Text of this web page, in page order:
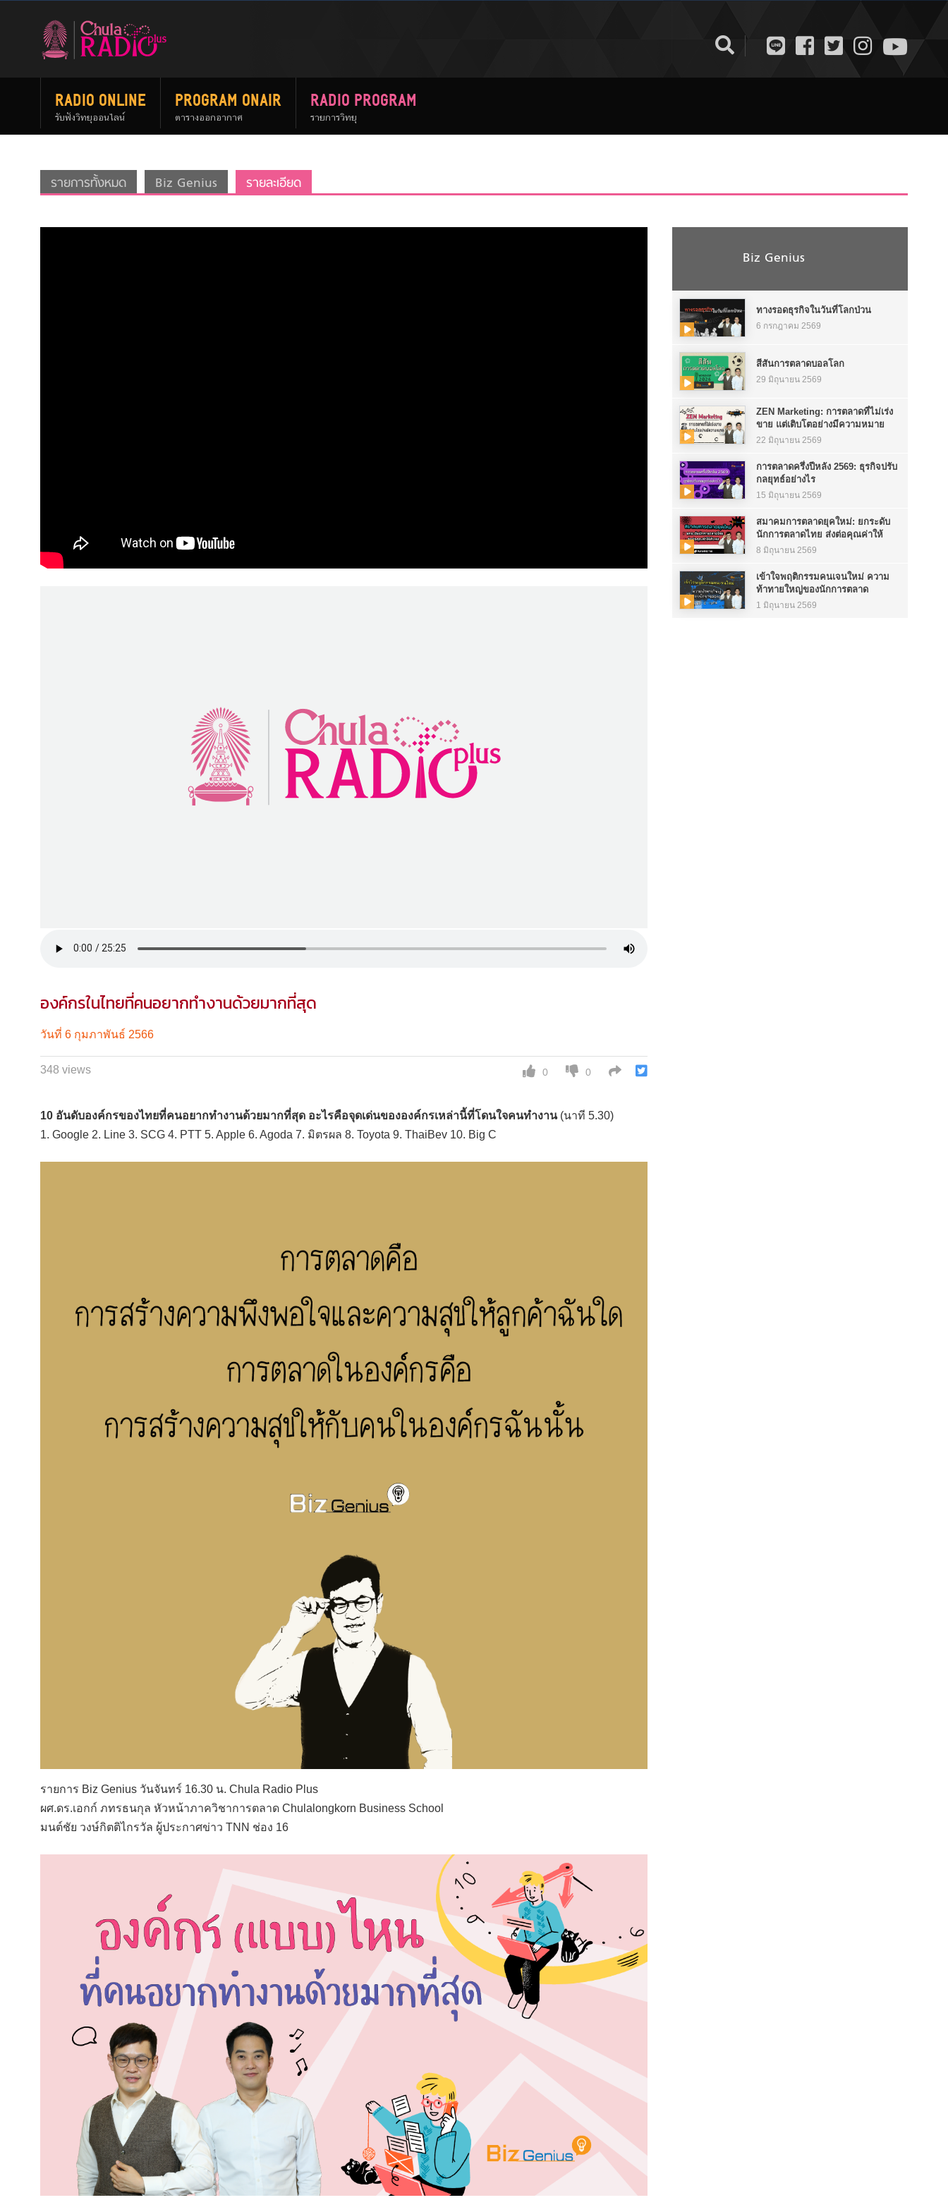
RADIO ONLINE
รับฟังวิทยุออนไลน์
PROGRAM ONAIR
ตารางออกอากาศ
RADIO PROGRAM
รายการวิทยุ
รายการทั้งหมด Biz Genius รายละเอียด
องค์กรในไทยที่คนอยากทำงานด้วยมากที่สุด
วันที่ 6 กุมภาพันธ์ 2566
348 views 0
0
10 อันดับองค์กรของไทยที่คนอยากทำงานด้วยมากที่สุด อะไรคือจุดเด่นขององค์กรเหล่านี้ที่โดนใจคนทำงาน(นาที 5.30)
1. Google 2. Line 3. SCG 4. PTT 5. Apple 6. Agoda 7. มิตรผล 8. Toyota 9. ThaiBev 10. Big C
รายการ Biz Genius วันจันทร์ 16.30 น. Chula Radio Plus
ผศ.ดร.เอกก์ ภทรธนกุล หัวหน้าภาควิชาการตลาด Chulalongkorn Business School
มนต์ชัย วงษ์กิตติไกรวัล ผู้ประกาศข่าว TNN ช่อง 16
Biz Genius
ทางรอดธุรกิจในวันที่โลกป่วน
6 กรกฎาคม 2569
สีสันการตลาดบอลโลก
29 มิถุนายน 2569
ZEN Marketing: การตลาดที่ไม่เร่ง
ขาย แต่เติบโตอย่างมีความหมาย
22 มิถุนายน 2569
การตลาดครึ่งปีหลัง 2569: ธุรกิจปรับ
กลยุทธ์อย่างไร
15 มิถุนายน 2569
สมาคมการตลาดยุคใหม่: ยกระดับ
นักการตลาดไทย ส่งต่อคุณค่าให้
สังคม
8 มิถุนายน 2569
เข้าใจพฤติกรรมคนเจนใหม่ ความ
ท้าทายใหญ่ของนักการตลาด
1 มิถุนายน 2569